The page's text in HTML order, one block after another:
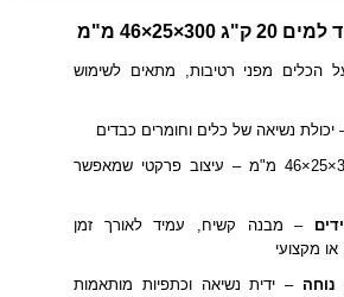
מ"מ
הכלים מפני רטיבות, מתאים לשימוש
יכולת נשיאה של כלים וחומרים כבדים
300×25×46 מ"מ – עיצוב פרקטי שמאפשר
– מבנה קשיח, עמיד לאורך זמן
מקצועי
נוחה – ידית נשיאה וכתפיות מותאמות